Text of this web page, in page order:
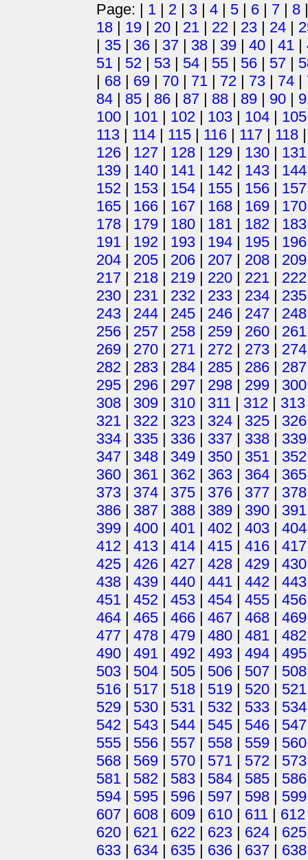
Page: | 1 | 2 | 3 | 4 | 5 | 6 | 7 | 8
18 | 19 | 20 | 21 | 22 | 23 | 24 |
| 35 | 36 | 37 | 38 | 39 | 40 | 41 |
51 | 52 | 53 | 54 | 55 | 56 | 57 |
| 68 | 69 | 70 | 71 | 72 | 73 | 74 |
84 | 85 | 86 | 87 | 88 | 89 | 90 |
100 | 101 | 102 | 103 | 104 | 105
113 | 114 | 115 | 116 | 117 | 118
126 | 127 | 128 | 129 | 130 | 131
139 | 140 | 141 | 142 | 143 | 144
152 | 153 | 154 | 155 | 156 | 157
165 | 166 | 167 | 168 | 169 | 170
178 | 179 | 180 | 181 | 182 | 183
191 | 192 | 193 | 194 | 195 | 196
204 | 205 | 206 | 207 | 208 | 209
217 | 218 | 219 | 220 | 221 | 222
230 | 231 | 232 | 233 | 234 | 235
243 | 244 | 245 | 246 | 247 | 248
256 | 257 | 258 | 259 | 260 | 261
269 | 270 | 271 | 272 | 273 | 274
282 | 283 | 284 | 285 | 286 | 287
295 | 296 | 297 | 298 | 299 | 300
308 | 309 | 310 | 311 | 312 | 313
321 | 322 | 323 | 324 | 325 | 326
334 | 335 | 336 | 337 | 338 | 339
347 | 348 | 349 | 350 | 351 | 352
360 | 361 | 362 | 363 | 364 | 365
373 | 374 | 375 | 376 | 377 | 378
386 | 387 | 388 | 389 | 390 | 391
399 | 400 | 401 | 402 | 403 | 404
412 | 413 | 414 | 415 | 416 | 417
425 | 426 | 427 | 428 | 429 | 430
438 | 439 | 440 | 441 | 442 | 443
451 | 452 | 453 | 454 | 455 | 456
464 | 465 | 466 | 467 | 468 | 469
477 | 478 | 479 | 480 | 481 | 482
490 | 491 | 492 | 493 | 494 | 495
503 | 504 | 505 | 506 | 507 | 508
516 | 517 | 518 | 519 | 520 | 521
529 | 530 | 531 | 532 | 533 | 534
542 | 543 | 544 | 545 | 546 | 547
555 | 556 | 557 | 558 | 559 | 560
568 | 569 | 570 | 571 | 572 | 573
581 | 582 | 583 | 584 | 585 | 586
594 | 595 | 596 | 597 | 598 | 599
607 | 608 | 609 | 610 | 611 | 612
620 | 621 | 622 | 623 | 624 | 625
633 | 634 | 635 | 636 | 637 | 638